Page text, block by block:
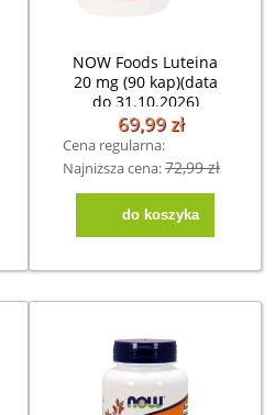
NOW Foods Luteina
20 mg (90 kap)(data
do 31.10.2026)
69,99 zł
Cena regularna:
Najniższa cena:72,99 zł
do koszyka